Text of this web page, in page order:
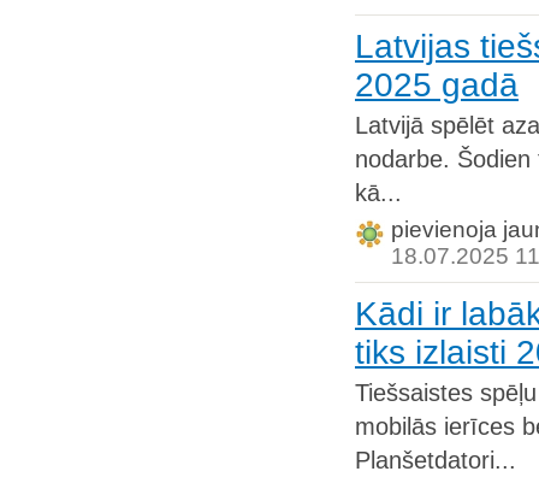
Latvijas
2025 gadā
Latvijā spēlēt
nodarbe.
kā...
pievienoja
18.07.2025
Kādi ir
tiks izlaisti
Tiešsaistes
mobilās ierīces
Planšetdatori...